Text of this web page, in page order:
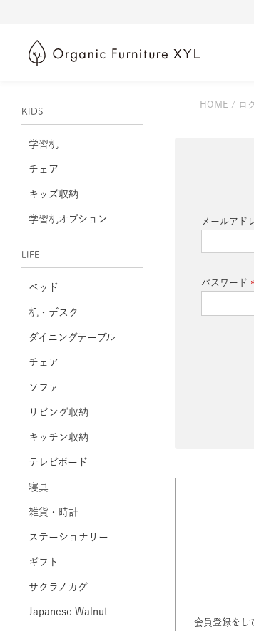
KIDS
学習机
チェア
キッズ収納
学習机オプション
LIFE
ベッド
机・デスク
ダイニングテーブル
チェア
ソファ
リビング収納
キッチン収納
テレビボード
寝具
雑貨・時計
ステーショナリー
ギフト
サクラノカグ
Japanese Walnut
HOME ロ
メールアド
パスワード
会員登録をし